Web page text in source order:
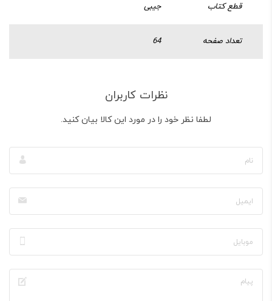
قطع کتاب جیبی
تعداد صفحه 64
نظرات کاربران
لطفا نظر خود را در مورد این کالا بیان کنید.